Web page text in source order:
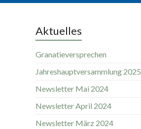
Aktuelles
Granatieversprechen
Jahreshauptversammlung 2025
Newsletter Mai 2024
Newsletter April 2024
Newsletter März 2024